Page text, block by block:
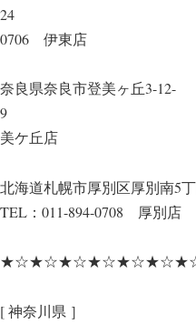
24 TEL
0706 伊東店
奈良県奈良市登美ヶ丘3-12-
9 TEL：
美ケ丘店
北海道札幌市厚別区厚別南5
TEL：011-894-0708 厚別店
[ 神奈川県 ］